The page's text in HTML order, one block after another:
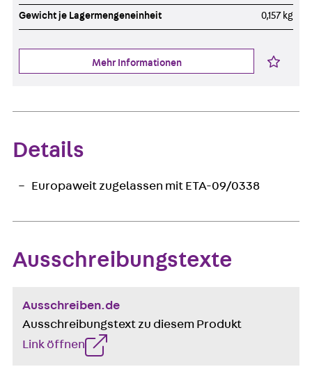
Gewicht je Lagermengeneinheit 0,157 kg
Mehr Informationen
Details
Europaweit zugelassen mit ETA-09/0338
Ausschreibungstexte
Ausschreiben.de
Ausschreibungstext zu diesem Produkt
Link öffnen